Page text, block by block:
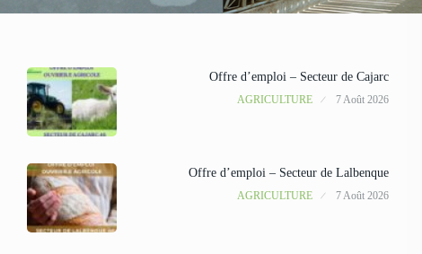
Offre d’emploi – Secteur de Cajarc
AGRICULTURE 7 Août 2026
Offre d’emploi – Secteur de Lalbenque
AGRICULTURE 7 Août 2026